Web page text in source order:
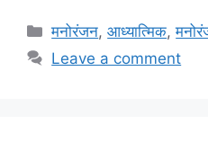
Categories
मनोरंजन,आध्यात्मिक,
Leave a comment